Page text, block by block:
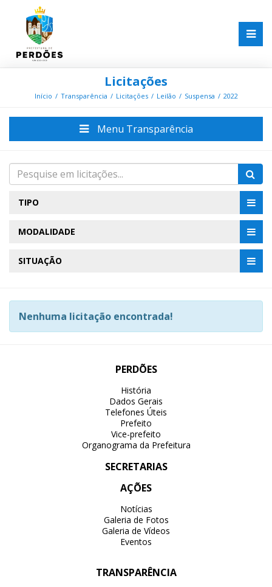
Licitações
Início Transparência Licitações Leilão Suspensa 2022
Menu Transparência
TIPO
MODALIDADE
SITUAÇÃO
Nenhuma licitação encontrada!
PERDÕES
História
Dados Gerais
Telefones Úteis
Prefeito
Vice-prefeito
Organograma da Prefeitura
SECRETARIAS
AÇÕES
Notícias
Galeria de Fotos
Galeria de Vídeos
Eventos
TRANSPARÊNCIA